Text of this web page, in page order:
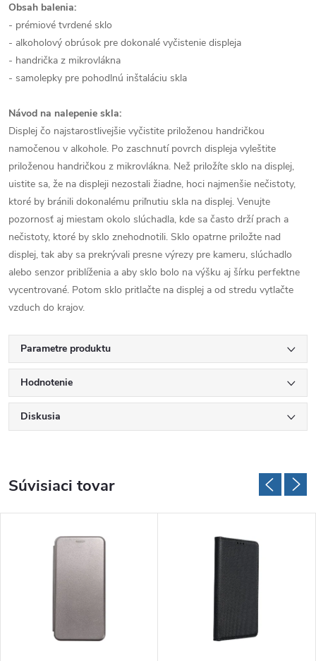
Obsah balenia:
- prémiové tvrdené sklo
- alkoholový obrúsok pre dokonalé vyčistenie displeja
- handrička z mikrovlákna
- samolepky pre pohodlnú inštaláciu skla
Návod na nalepenie skla:
Displej čo najstarostlivejšie vyčistite priloženou handričkou
namočenou v alkohole. Po zaschnutí povrch displeja vyleštite
priloženou handričkou z mikrovlákna. Než priložíte sklo na displej,
uistite sa, že na displeji nezostali žiadne, hoci najmenšie nečistoty,
ktoré by bránili dokonalému priľnutiu skla na displej. Venujte
pozornosť aj miestam okolo slúchadla, kde sa často drží prach a
nečistoty, ktoré by sklo znehodnotili. Sklo opatrne priložte nad
displej, tak aby sa prekrývali presne výrezy pre kameru, slúchadlo
alebo senzor priblíženia a aby sklo bolo na výšku aj šírku perfektne
vycentrované. Potom sklo pritlačte na displej a od stredu vytlačte
vzduch do krajov.
Parametre produktu
Hodnotenie
Diskusia
Súvisiaci tovar